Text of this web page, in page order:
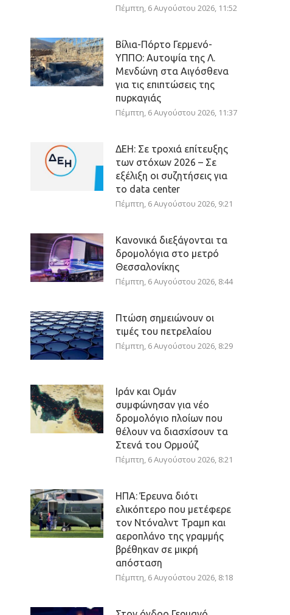
Πέμπτη, 6 Αυγούστου 2026, 11:52
Βίλια-Πόρτο Γερμενό-
ΥΠΠΟ: Αυτοψία της Λ.
Μενδώνη στα Αιγόσθενα
για τις επιπτώσεις της
πυρκαγιάς
Πέμπτη, 6 Αυγούστου 2026, 11:37
ΔΕΗ: Σε τροχιά επίτευξης
των στόχων 2026 – Σε
εξέλιξη οι συζητήσεις για
το data center
Πέμπτη, 6 Αυγούστου 2026, 9:21
Κανονικά διεξάγονται τα
δρομολόγια στο μετρό
Θεσσαλονίκης
Πέμπτη, 6 Αυγούστου 2026, 8:44
Πτώση σημειώνουν οι
τιμές του πετρελαίου
Πέμπτη, 6 Αυγούστου 2026, 8:29
Ιράν και Ομάν
συμφώνησαν για νέο
δρομολόγιο πλοίων που
θέλουν να διασχίσουν τα
Στενά του Ορμούζ
Πέμπτη, 6 Αυγούστου 2026, 8:21
ΗΠΑ: Έρευνα διότι
ελικόπτερο που μετέφερε
τον Ντόναλντ Τραμπ και
αεροπλάνο της γραμμής
βρέθηκαν σε μικρή
απόσταση
Πέμπτη, 6 Αυγούστου 2026, 8:18